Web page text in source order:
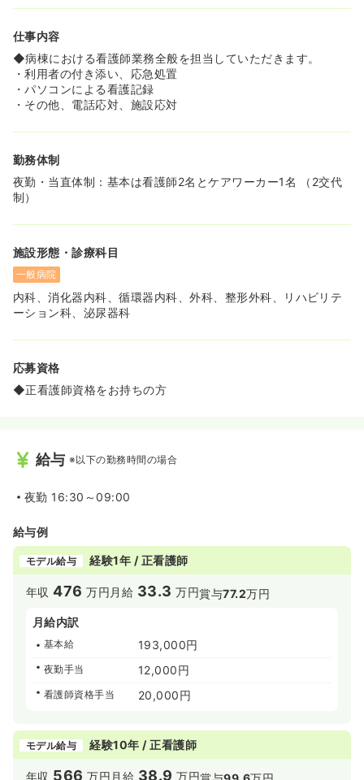
を終えた患者様の在宅復帰過程をじっくりと支える看護が
◆多様な働き方を認める風土があり、家庭と仕事の両立を
実現しながら看護師としてのやりがいも十分に感じられる
職場です！
仕事内容
◆病棟における看護師業務全般を担当していただきます。
・利用者の付き添い、応急処置
・パソコンによる看護記録
・その他、電話応対、施設応対
勤務体制
夜勤・当直体制：基本は看護師2名とケアワーカー1名 （2交代
制）
施設形態・診療科目
一般病院
内科、消化器内科、循環器内科、外科、整形外科、リハビリテ
ーション科、泌尿器科
応募資格
◆正看護師資格をお持ちの方
給与 ※以下の勤務時間の場合
夜勤 16:30～09:00
給与例
モデル給与 経験1年 / 正看護師
年収476 万円 月給 33.3 万円賞与77.2万円
月給内訳
基本給 193,000円
夜勤手当 12,000円
看護師資格手当 20,000円
モデル給与 経験10年 / 正看護師
年収 566 万円 月給 38.9 万円